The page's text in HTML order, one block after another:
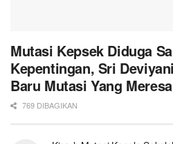
Mutasi Kepsek Diduga
Kepentingan, Sri
Baru Mutasi Yang
769 DIBAGIKAN